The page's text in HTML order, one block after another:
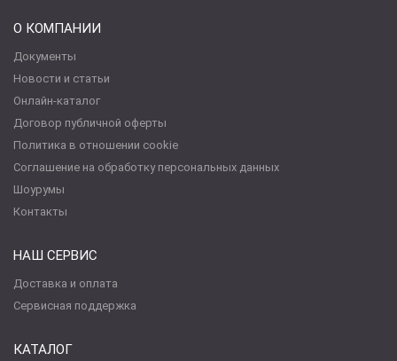
О КОМПАНИИ
Документы
Новости и статьи
Онлайн-каталог
Договор публичной оферты
Политика в отношении cookie
Соглашение на обработку персональных данных
Шоурумы
Контакты
НАШ СЕРВИС
Доставка и оплата
Сервисная поддержка
КАТАЛОГ